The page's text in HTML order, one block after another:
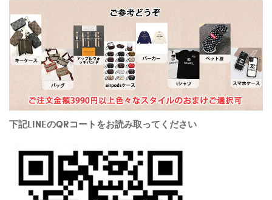
下記LINEのQRコートをお読み取ってください